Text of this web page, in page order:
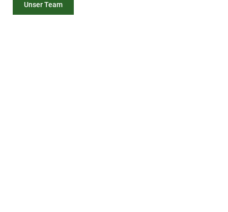
Unser Team